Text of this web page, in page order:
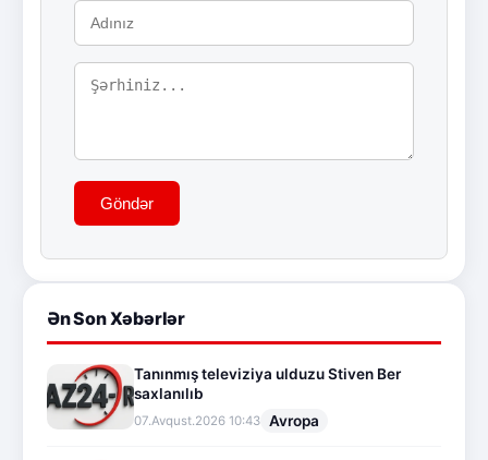
Göndər
Ən Son Xəbərlər
Tanınmış televiziya ulduzu Stiven Ber
saxlanılıb
07.Avqust.2026 10:43 Avropa